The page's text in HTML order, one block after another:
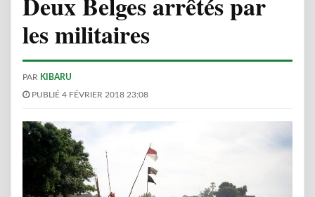
les militaires
PAR KIBARU
PUBLIÉ 4 FÉVRIER 2018 23:08